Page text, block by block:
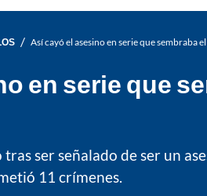
/ Así cayó el asesino en serie que sembraba
en serie que
ser señalado de ser un
11 crímenes.